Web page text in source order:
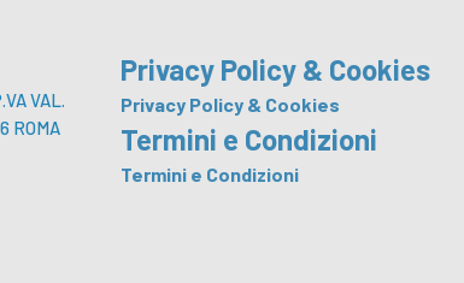
VAL.
ROMA
Privacy Policy & Cookies
Privacy Policy & Cookies
Termini e Condizioni
Termini e Condizioni